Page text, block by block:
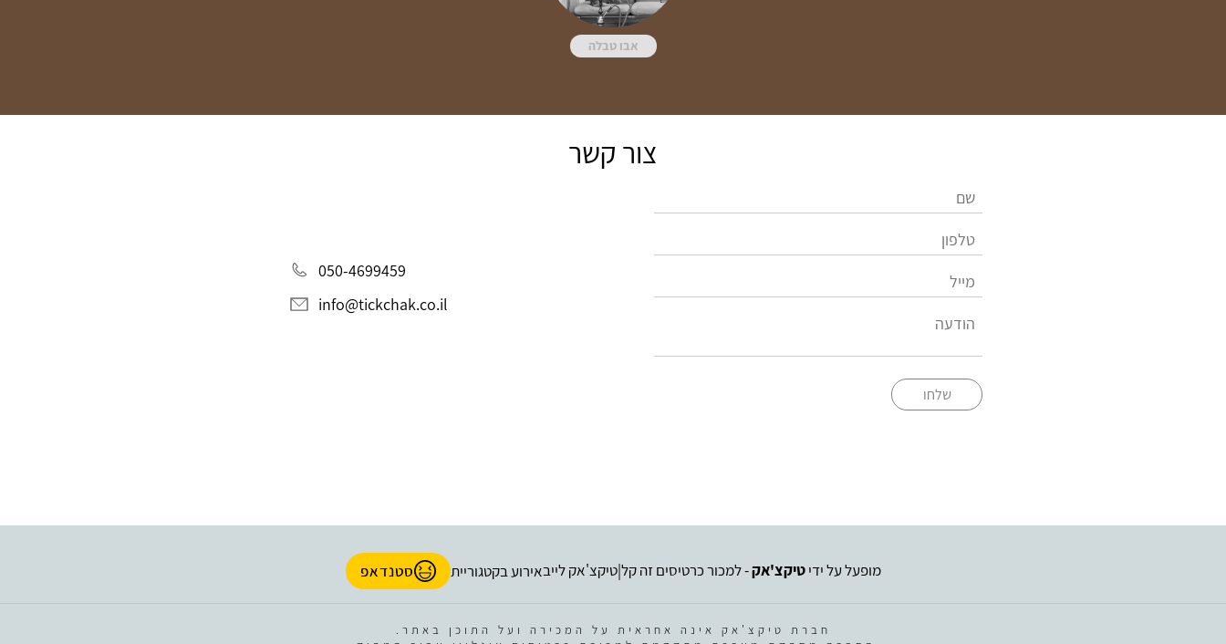
אבו טבלה
צור קשר
שלחו
050-4699459
info@tickchak.co.il
מופעל על ידיטיקצ'אק- למכור כרטיסים זה קל|טיקצ'אק לייבאירוע בקטגוריית סטנדאפ
חברת טיקצ'אק אינה אחראית על המכירה ועל התוכן באתר.